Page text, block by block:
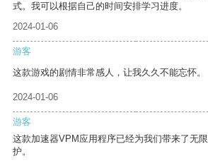
式。我可以根据自己的时间安排学习进度。
2024-01-06
游客
这款游戏的剧情非常感人，让我久久不能忘怀。
2024-01-06
游客
这款加速器VPM应用程序已经为我们带来了无
护。